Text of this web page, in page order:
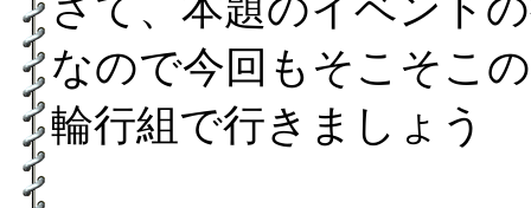
さて、本題のイベント
なので今回もそこそこ
輪行組で行きましょう